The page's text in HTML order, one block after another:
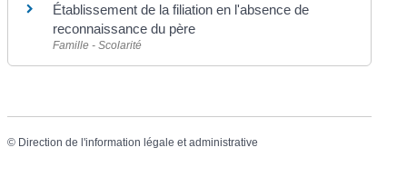
Établissement de la filiation en l'absence de
reconnaissance du père
Famille - Scolarité
© Direction de l'information légale et administrative